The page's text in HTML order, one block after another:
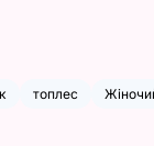
топлес